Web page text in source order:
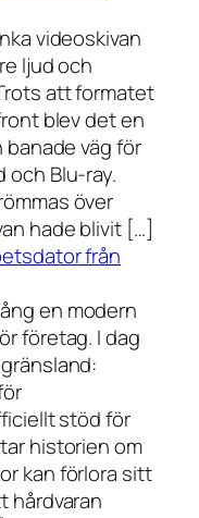
videoskivan
ljud och
att formatet
blev det en
väg för
och Blu-ray.
över
hade blivit […]
från
en modern
företag. I dag
stöd för
historien om
kan förlora sitt
hårdvaran